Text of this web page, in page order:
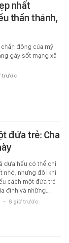
nhất
thần thánh,
động của mỹ
gây sốt mạng xã
trước
đứa trẻ: Cha
dưa hấu có thể chỉ
nhỏ, nhưng đôi khi
cách một đứa trẻ
đình và những…
- 6 giờ trước